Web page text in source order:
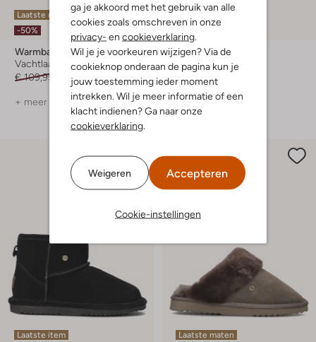
ga je akkoord met het gebruik van alle
cookies zoals omschreven in onze
privacy- en cookieverklaring.
Wil je je voorkeuren wijzigen? Via de
cookieknop onderaan de pagina kun je
jouw toestemming ieder moment
intrekken. Wil je meer informatie of een
klacht indienen? Ga naar onze
cookieverklaring.
Weigeren Accepteren
Cookie-instellingen
Laatste maten
-50%
Warmbat
Vachtlaarzen
€ 109,95
€ 54,99
+ meer kleuren
Warmbat
Pantoffels
€ 69,95
€ 48,99
Laatste item
Laatste maten